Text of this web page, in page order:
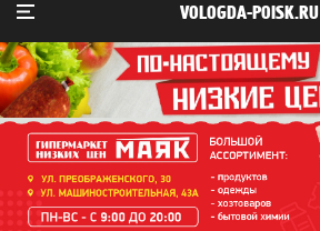
VOLOGDA-POISK.RU